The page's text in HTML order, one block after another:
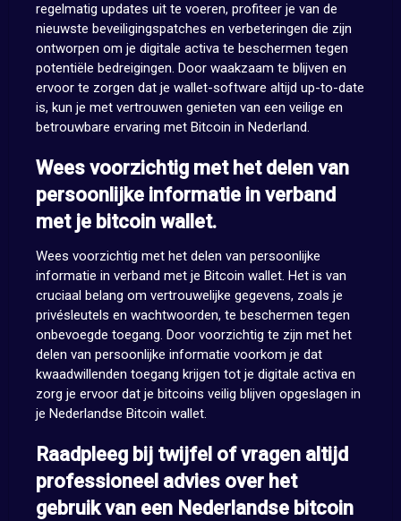
regelmatig updates uit te voeren, profiteer je van de
nieuwste beveiligingspatches en verbeteringen die zijn
ontworpen om je digitale activa te beschermen tegen
potentiële bedreigingen. Door waakzaam te blijven en
ervoor te zorgen dat je wallet-software altijd up-to-date
is, kun je met vertrouwen genieten van een veilige en
betrouwbare ervaring met Bitcoin in Nederland.
Wees voorzichtig met het delen van
persoonlijke informatie in verband
met je bitcoin wallet.
Wees voorzichtig met het delen van persoonlijke
informatie in verband met je Bitcoin wallet. Het is van
cruciaal belang om vertrouwelijke gegevens, zoals je
privésleutels en wachtwoorden, te beschermen tegen
onbevoegde toegang. Door voorzichtig te zijn met het
delen van persoonlijke informatie voorkom je dat
kwaadwillenden toegang krijgen tot je digitale activa en
zorg je ervoor dat je bitcoins veilig blijven opgeslagen in
je Nederlandse Bitcoin wallet.
Raadpleeg bij twijfel of vragen altijd
professioneel advies over het
gebruik van een Nederlandse bitcoin